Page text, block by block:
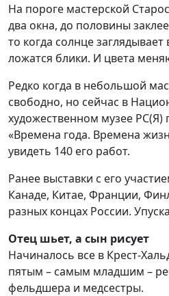
На пороге мастерской
два окна, до половины
то когда солнце заглядывает
ложатся блики. И цвета
Редко когда в небольшой
свободно, но сейчас в
художественном музее РС(Я)
«Времена года. Времена
увидеть 140 его работ.
Ранее выставки с его
Канаде, Китае, Франции,
разных концах России.
Отец шьет, а сын рисует
Начиналось все в Крест-
пятым – самым младшим –
фельдшера и медсестры.